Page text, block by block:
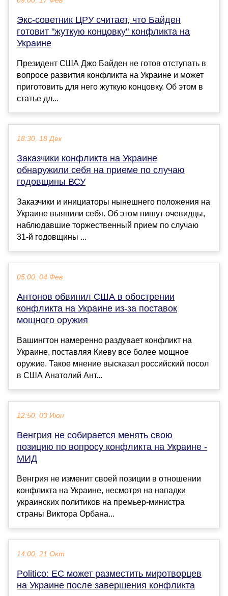
Экс-советник ЦРУ считает, что Байден
готовит "жуткую концовку" конфликта на
Украине
Президент США Джо Байден не готов отступать в
вопросе развития конфликта на Украине и может
приготовить для него жуткую концовку. Об этом в
статье дл...
18:30, 18 Дек
Заказчики конфликта на Украине
обнаружили себя на приеме по случаю
годовщины ВСУ
Заказчики и инициаторы нынешнего положения на
Украине выявили себя. Об этом пишут очевидцы,
наблюдавшие торжественный прием по случаю
31-й годовщины ...
05:00, 04 Фев
Антонов обвинил США в обострении
конфликта на Украине из-за поставок
мощного оружия
Вашингтон намеренно раздувает конфликт на
Украине, поставляя Киеву все более мощное
оружие. Такое мнение высказал российский посол
в США Анатолий Ант...
12:50, 03 Июн
Венгрия не собирается менять свою
позицию по вопросу конфликта на Украине -
МИД
Венгрия не изменит своей позиции в отношении
конфликта на Украине, несмотря на нападки
украинских политиков на премьер-министра
страны Виктора Орбана...
14:00, 21 Окт
Politico: ЕС может разместить миротворцев
на Украине после завершения конфликта